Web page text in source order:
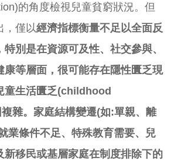
的角度檢視兒童貧窮狀況。但
，僅以經濟指標衡量不足以全面反
別是在資源可及性、社交參與、
康等層面，很可能存在隱性匱乏現
童生活匱乏(childhood
雜。家庭結構變遷(如:單親、離
業條件不足、特殊教育需要、兒
新移民或基層家庭在制度排除下的